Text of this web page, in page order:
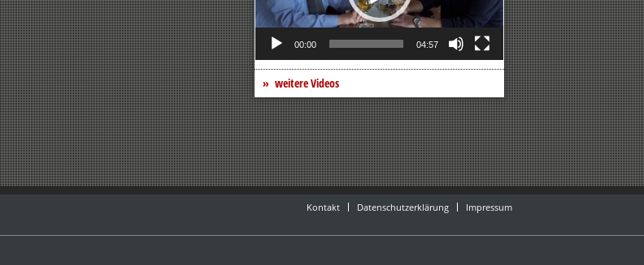
00:00 04:57
weitere Videos
Kontakt Datenschutzerklärung Impressum